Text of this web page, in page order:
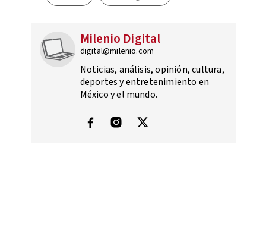
Milenio Digital
digital@milenio.com
Noticias, análisis, opinión, cultura,
deportes y entretenimiento en
México y el mundo.